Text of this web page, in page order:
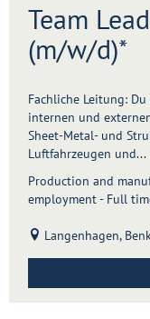
Team
(m/w/d)*
Fachliche Leitung:
internen und
Sheet-Metal- und
Luftfahrzeugen und...
Production and
employment - Full
Langenhagen,